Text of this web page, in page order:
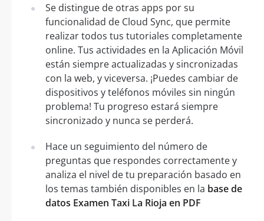
Se distingue de otras apps por su
funcionalidad de Cloud Sync, que permite
realizar todos tus tutoriales completamente
online. Tus actividades en la Aplicación Móvil
están siempre actualizadas y sincronizadas
con la web, y viceversa. ¡Puedes cambiar de
dispositivos y teléfonos móviles sin ningún
problema! Tu progreso estará siempre
sincronizado y nunca se perderá.
Hace un seguimiento del número de
preguntas que respondes correctamente y
analiza el nivel de tu preparación basado en
los temas también disponibles en la base de
datos Examen Taxi La Rioja en PDF